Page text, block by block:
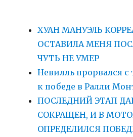
ХУАН МАНУЭЛЬ
ОСТАВИЛА МЕНЯ
ЧУТЬ НЕ УМЕР
Невилль прорвался с
к победе в Ралли
ПОСЛЕДНИЙ ЭТАП
СОКРАЩЕН, И В
ОПРЕДЕЛИЛСЯ